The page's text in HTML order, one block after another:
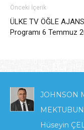
Önceki İçerik
ÜLKE TV ÖĞLE
Programı 6 Temmuz
JOHNSON
Hüseyin